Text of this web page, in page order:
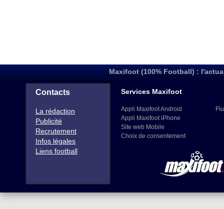
Maxifoot (100% Football) :
Contacts
La rédaction
Publicité
Recrutement
Infos légales
Liens football
Services Maxifoot
Appli Maxifoot Android
Appli Maxifoot iPhone
Site web Mobile
Choix de consentement